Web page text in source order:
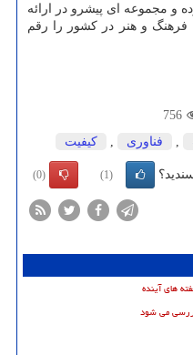
و مجموعه ای پیشرو در ارائه
فرهنگ و هنر در کشور را رقم
756
فناوری كیفیت
(1)
(0)
های آینده
می شود